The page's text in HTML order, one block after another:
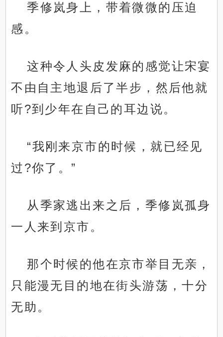
季修岚身上，带着微微的压迫
感。
这种令人头皮发麻的感觉让宋宴
不由自主地退后了半步，然后他就
听?到少年在自己的耳边说。
“我刚来京市的时候，就已经见
过?你了。”
从季家逃出来之后，季修岚孤身
一人来到京市。
那个时候的他在京市举目无亲，
只能漫无目的地在街头游荡，十分
无助。